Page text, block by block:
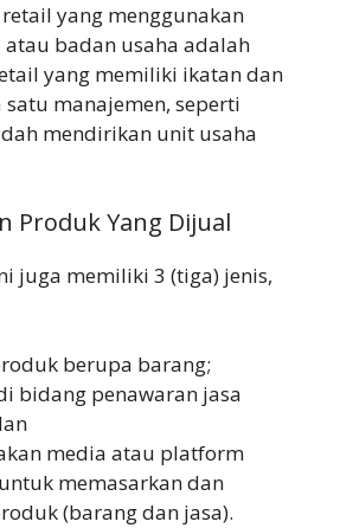
yang menggunakan
badan usaha adalah
yang memiliki ikatan dan
manajemen, seperti
mendirikan unit usaha
Produk Yang Dijual
juga memiliki 3 (tiga) jenis,
berupa barang;
bidang penawaran jasa
media atau platform
memasarkan dan
(barang dan jasa).